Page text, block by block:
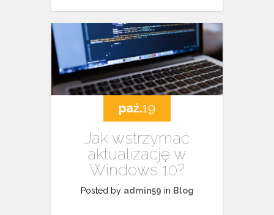
paź.19
Jak wstrzymać
aktualizację w
Windows 10?
Posted by admin59 in Blog